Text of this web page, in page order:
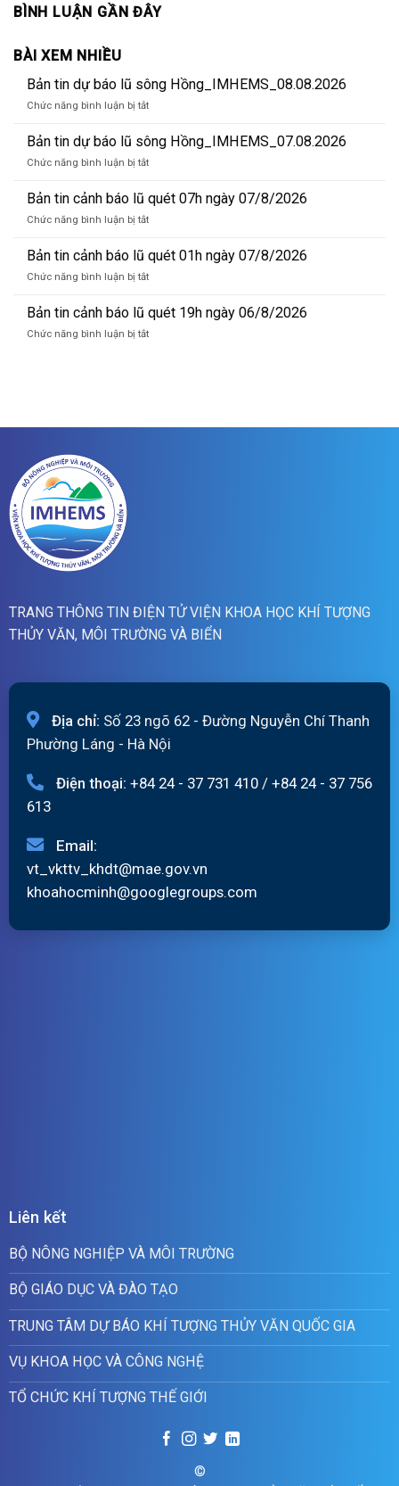
BÌNH LUẬN GẦN ĐÂY
BÀI XEM NHIỀU
Bản tin dự báo lũ sông Hồng_IMHEMS_08.08.2026
Chức năng bình luận bị tắtở
tin
báo
sông
Hồng_IMHEMS_08.08.2026
Bản tin dự báo lũ sông Hồng_IMHEMS_07.08.2026
Chức năng bình luận bị tắtở
tin
báo
sông
Hồng_IMHEMS_07.08.2026
Bản tin cảnh báo lũ quét 07h ngày 07/8/2026
Chức năng bình luận bị tắtở
tin
báo
quét
07h
Bản tin cảnh báo lũ quét 01h ngày 07/8/2026
Chức năng bình luận bị tắtở
tin
báo
Bản tin cảnh báo lũ quét 19h ngày 06/8/2026
Chức năng bình luận bị tắtở
quét
TRANG THÔNG TIN ĐIỆN TỬ VIỆN KHOA HỌC KHÍ TƯỢNG
THỦY VĂN, MÔI TRƯỜNG VÀ BIỂN
Địa chỉ: Số 23 ngõ 62 - Đường Nguyễn Chí Thanh
Phường Láng - Hà Nội
Điện thoại: +84 24 - 37 731 410 / +84 24 - 37 756
613
Email:
vt_vkttv_khdt@mae.gov.vn
khoahocminh@googlegroups.com
Liên kết
BỘ NÔNG NGHIỆP VÀ MÔI TRƯỜNG
BỘ GIÁO DỤC VÀ ĐÀO TẠO
TRUNG TÂM DỰ BÁO KHÍ TƯỢNG THỦY VĂN QUỐC GIA
VỤ KHOA HỌC VÀ CÔNG NGHỆ
TỔ CHỨC KHÍ TƯỢNG THẾ GIỚI
©